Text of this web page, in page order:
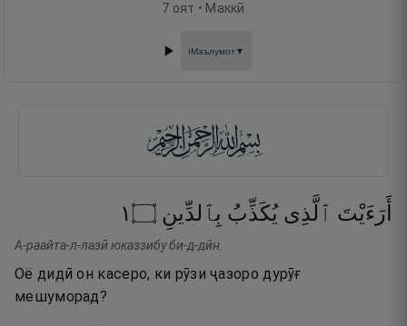
7 оят • Маккӣ
ℹ️Маълумот▼
أَرَءَيْتَ ٱلَّذِى يُكَذِّبُ بِٱلدِّينِ ۝١
А-раайта-л-лазӣ юказзибу би-д-дӣн.
Оё дидӣ он касеро, ки рӯзи ҷазоро дурӯғ
мешуморад?